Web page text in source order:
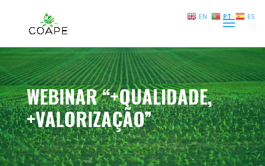
WEBINAR “+QUALIDADE,
+VALORIZAÇÃO”
EN PT ES